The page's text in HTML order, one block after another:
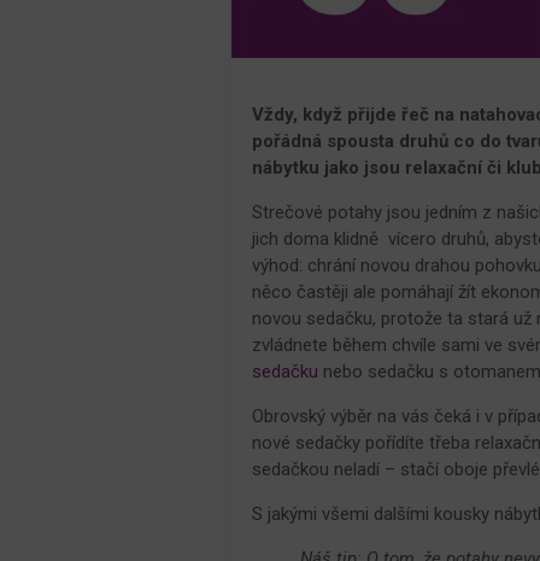
Vždy, když přijde řeč na
pořádná spousta druhů co do
nábytku jako jsou relaxační či
Strečové potahy jsou jedním z
jich doma klidně vícero druhů,
výhod: chrání novou drahou
něco častěji ale pomáhají žít
novou sedačku, protože ta stará
zvládnete během chvíle sami ve
sedačku nebo sedačku s
Obrovský výběr na vás čeká i v
nové sedačky pořídíte třeba
sedačkou neladí – stačí oboje
S jakými všemi dalšími kousky